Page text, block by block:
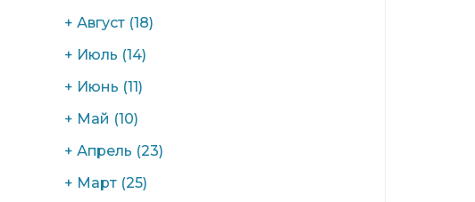
+ Август (18)
+ Июль (14)
+ Июнь (11)
+ Май (10)
+ Апрель (23)
+ Март (25)